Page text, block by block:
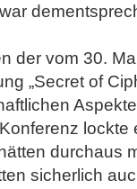
der vom 30.
„Secret of
lockte
durchaus
sicherlich